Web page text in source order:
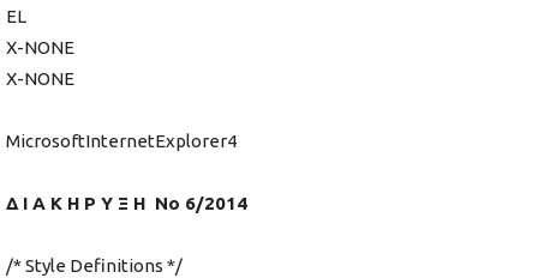
EL
X-NONE
X-NONE
MicrosoftInternetExplorer4
Δ Ι Α Κ Η Ρ Υ Ξ Η Νο 6/2014
/* Style Definitions */